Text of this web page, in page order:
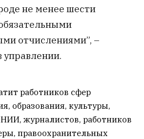
не менее шести
отчислениями”, –
управлении.
работников сфер
образования, культуры,
НИИ, журналистов, работников
правоохранительных